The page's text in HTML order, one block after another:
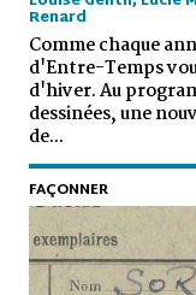
Renard
Comme chaque
d'Entre-Temps
d'hiver. Au
dessinées, une
de...
FAÇONNER